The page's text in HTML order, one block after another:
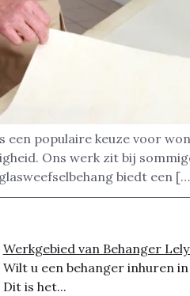
een populaire keuze voor
Ons werk zit bij
biedt een
Werkgebied van Behanger
Wilt u een behanger inhuren
Dit is het...